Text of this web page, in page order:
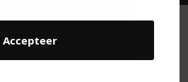
Accepteer
23:59 besteld
Klanten beoordelen
rondkijken